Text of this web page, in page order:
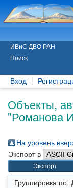
ИВиС ДВО РАН
Поиск
Вход
Объекты,
"Романова
На уровень
Экспорт в
Группировка по: